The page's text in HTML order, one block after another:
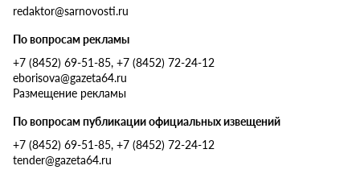
redaktor@sarnovosti.ru
По вопросам рекламы
+7 (8452) 69-51-85, +7 (8452) 72-24-12
eborisova@gazeta64.ru
Размещение рекламы
По вопросам публикации официальных извещений
+7 (8452) 69-51-85, +7 (8452) 72-24-12
tender@gazeta64.ru